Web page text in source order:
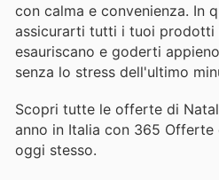
con calma e convenienza. In
assicurarti tutti i tuoi prodotti
esauriscano e goderti
senza lo stress dell'ultimo
Scopri tutte le offerte di
anno in Italia con 365 Offerte
oggi stesso.